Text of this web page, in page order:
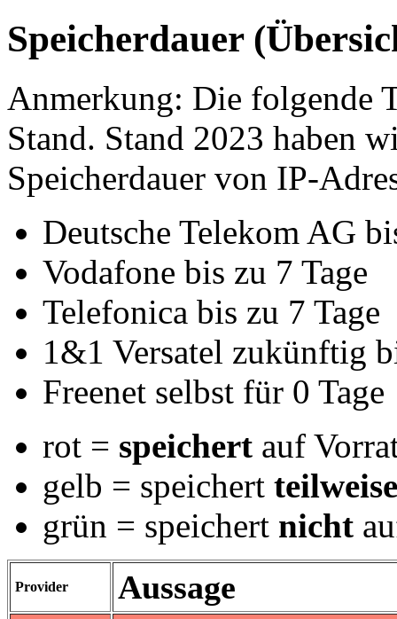
Speicherdauer
Anmerkung: Die folgende
Stand. Stand 2023 haben
Speicherdauer von IP-
Deutsche Telekom AG
Vodafone bis zu 7 Tage
Telefonica bis zu 7 Tage
1&1 Versatel zukünftig
Freenet selbst für 0 Tage
rot = speichert auf
gelb = speichert teilweise
grün = speichert nicht
Provider Aussage